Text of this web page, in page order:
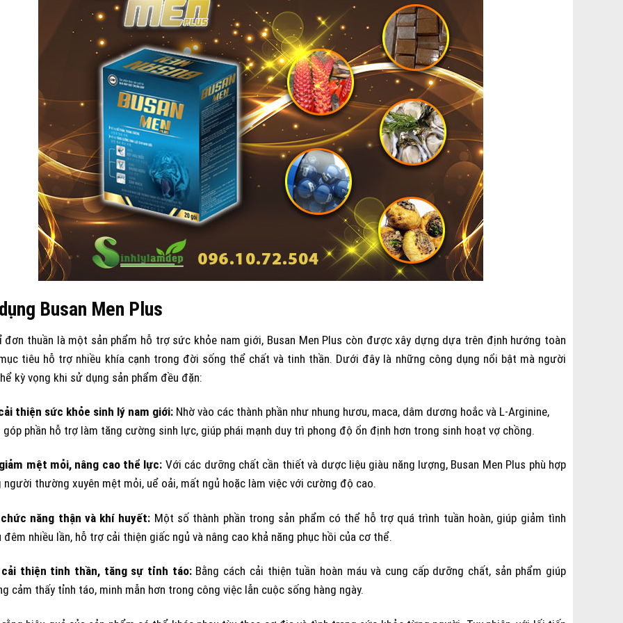
Busan Men Plus
đơn thuần là một sản phẩm hỗ trợ sức khỏe nam giới, Busan Men Plus còn được xây dựng dựa trên định hướng toàn
tiêu hỗ trợ nhiều khía cạnh trong đời sống thể chất và tinh thần. Dưới đây là những công dụng nổi bật mà người
kỳ vọng khi sử dụng sản phẩm đều đặn:
thiện sức khỏe sinh lý nam giới: Nhờ vào các thành phần như nhung hươu, maca, dâm dương hoắc và L-Arginine,
góp phần hỗ trợ làm tăng cường sinh lực, giúp phái mạnh duy trì phong độ ổn định hơn trong sinh hoạt vợ chồng.
mệt mỏi, nâng cao thể lực: Với các dưỡng chất cần thiết và dược liệu giàu năng lượng, Busan Men Plus phù hợp
người thường xuyên mệt mỏi, uể oải, mất ngủ hoặc làm việc với cường độ cao.
năng thận và khí huyết: Một số thành phần trong sản phẩm có thể hỗ trợ quá trình tuần hoàn, giúp giảm tình
nhiều lần, hỗ trợ cải thiện giấc ngủ và nâng cao khả năng phục hồi của cơ thể.
thiện tinh thần, tăng sự tỉnh táo:Bằng cách cải thiện tuần hoàn máu và cung cấp dưỡng chất, sản phẩm giúp
cảm thấy tỉnh táo, minh mẫn hơn trong công việc lẫn cuộc sống hàng ngày.